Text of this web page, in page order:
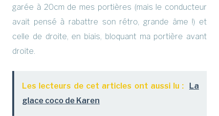
garée à 20cm de mes portières (mais le conducteur
avait pensé à rabattre son rétro, grande âme !) et
celle de droite, en biais, bloquant ma portière avant
droite.
Les lecteurs de cet articles ont aussi lu :
La
glace coco de Karen